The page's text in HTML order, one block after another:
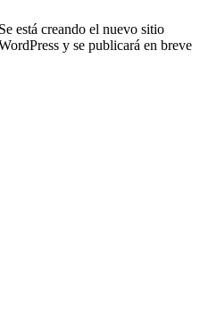
Se está creando el nuevo sitio
y se publicará en breve